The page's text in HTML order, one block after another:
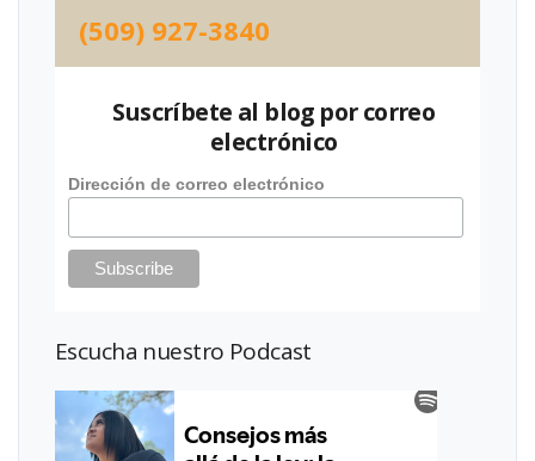
(509) 927-3840
Suscríbete al blog por correo
electrónico
Dirección de correo electrónico
Escucha nuestro Podcast